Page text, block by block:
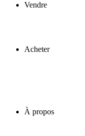
Vendre
Acheter
À propos